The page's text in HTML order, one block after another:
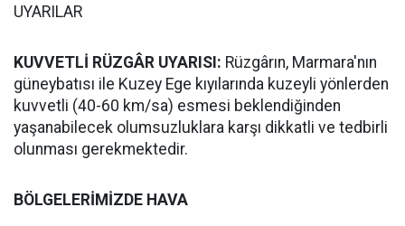
UYARILAR
KUVVETLİ RÜZGÂR UYARISI: Rüzgârın, Marmara'nın
güneybatısı ile Kuzey Ege kıyılarında kuzeyli yönlerden
kuvvetli (40-60 km/sa) esmesi beklendiğinden
yaşanabilecek olumsuzluklara karşı dikkatli ve tedbirli
olunması gerekmektedir.
BÖLGELERİMİZDE HAVA